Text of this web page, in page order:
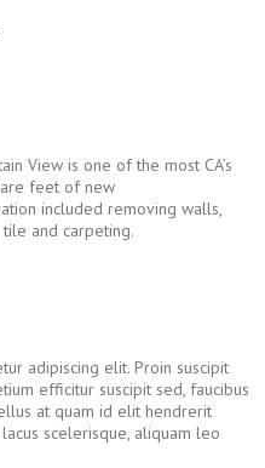
View is one of the most CA’s
feet of new
included removing walls,
and carpeting.
adipiscing elit. Proin suscipit
efficitur suscipit sed, faucibus
at quam id elit hendrerit
scelerisque, aliquam leo